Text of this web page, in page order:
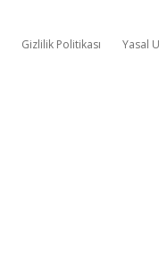
Gizlilik Politikası Yasal